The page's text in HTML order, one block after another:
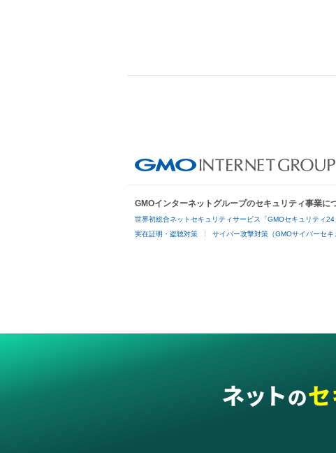
GMOインターネットグループのセキュリティ事業に
世界初総合ネットセキュリティサービス「GMOセキュリティ24
実在証明・盗聴対策 サイバー攻撃対策（GMOサイバーセキ